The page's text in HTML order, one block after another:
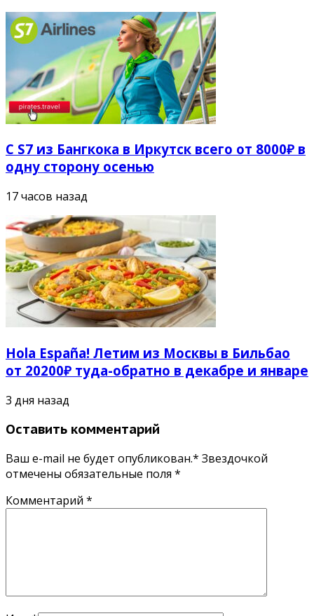
С S7 из Бангкока в Иркутск всего от 8000₽ в
одну сторону осенью
17 часов назад
Hola España! Летим из Москвы в Бильбао
от 20200₽ туда-обратно в декабре и январе
3 дня назад
Оставить комментарий
Ваш e-mail не будет опубликован.* Звездочкой
отмечены обязательные поля *
Комментарий *